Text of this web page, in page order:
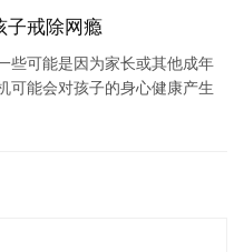
子戒除网瘾
些可能是因为家长或其他成年
可能会对孩子的身心健康产生